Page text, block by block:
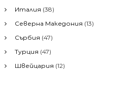
Италия (38)
Северна Македония (13)
Сърбия (47)
Турция (47)
Швейцария (12)